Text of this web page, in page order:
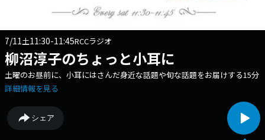
7/11土11:30-11:45RCCラジオ
柳沼淳子のちょっと小耳に
土曜のお昼前に、小耳にはさんだ身近な話題や旬な話題をお届けする15分
詳細情報を見る
シェア